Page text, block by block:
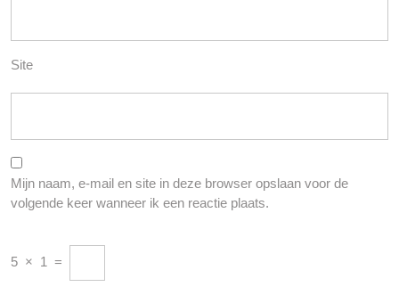
Site
Mijn naam, e-mail en site in deze browser opslaan voor de
volgende keer wanneer ik een reactie plaats.
5 × 1 =